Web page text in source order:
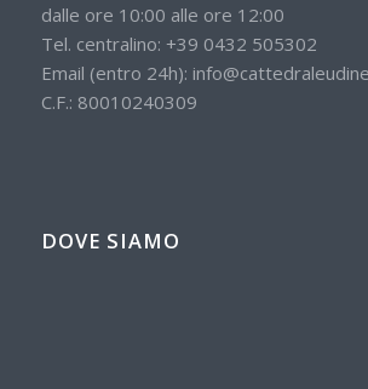
dalle ore 10:00 alle ore 12:00
Tel. centralino: +39 0432 505302
Email (entro 24h):
C.F.: 80010240309
DOVE SIAMO